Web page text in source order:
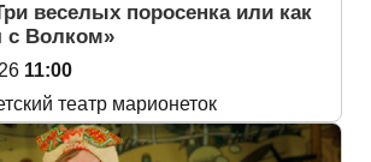
веселых поросенка или как
с Волком»
11:00
театр марионеток